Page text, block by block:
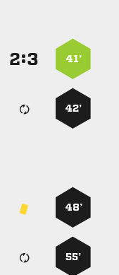
41’
:
42’
48’
55’